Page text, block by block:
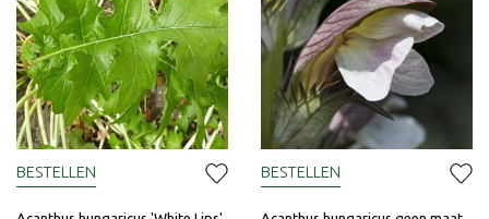
BESTELLEN BESTELLEN